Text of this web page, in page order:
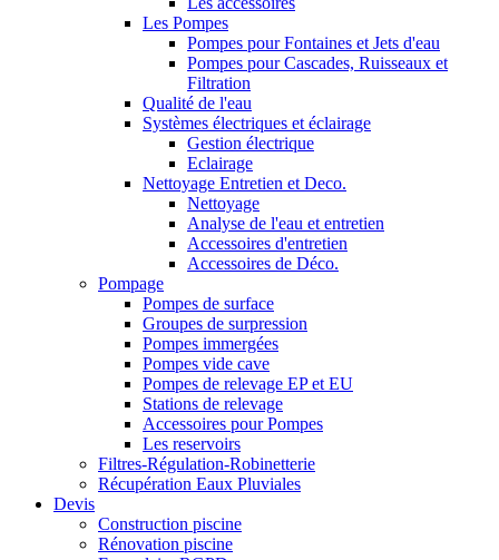
Les Pompes
Pompes pour Fontaines et Jets d'eau
Pompes pour Cascades, Ruisseaux et
Filtration
Qualité de l'eau
Systèmes électriques et éclairage
Gestion électrique
Eclairage
Nettoyage Entretien et Deco.
Nettoyage
Analyse de l'eau et entretien
Accessoires d'entretien
Accessoires de Déco.
Pompage
Pompes de surface
Groupes de surpression
Pompes immergées
Pompes vide cave
Pompes de relevage EP et EU
Stations de relevage
Accessoires pour Pompes
Les reservoirs
Filtres-Régulation-Robinetterie
Récupération Eaux Pluviales
Devis
Construction piscine
Rénovation piscine